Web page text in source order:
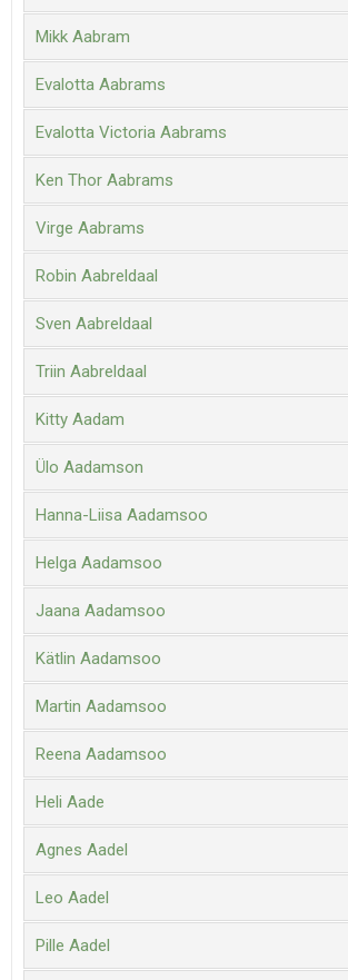
Mikk Aabram
Evalotta Aabrams
Evalotta Victoria Aabrams
Ken Thor Aabrams
Virge Aabrams
Robin Aabreldaal
Sven Aabreldaal
Triin Aabreldaal
Kitty Aadam
Ülo Aadamson
Hanna-Liisa Aadamsoo
Helga Aadamsoo
Jaana Aadamsoo
Kätlin Aadamsoo
Martin Aadamsoo
Reena Aadamsoo
Heli Aade
Agnes Aadel
Leo Aadel
Pille Aadel